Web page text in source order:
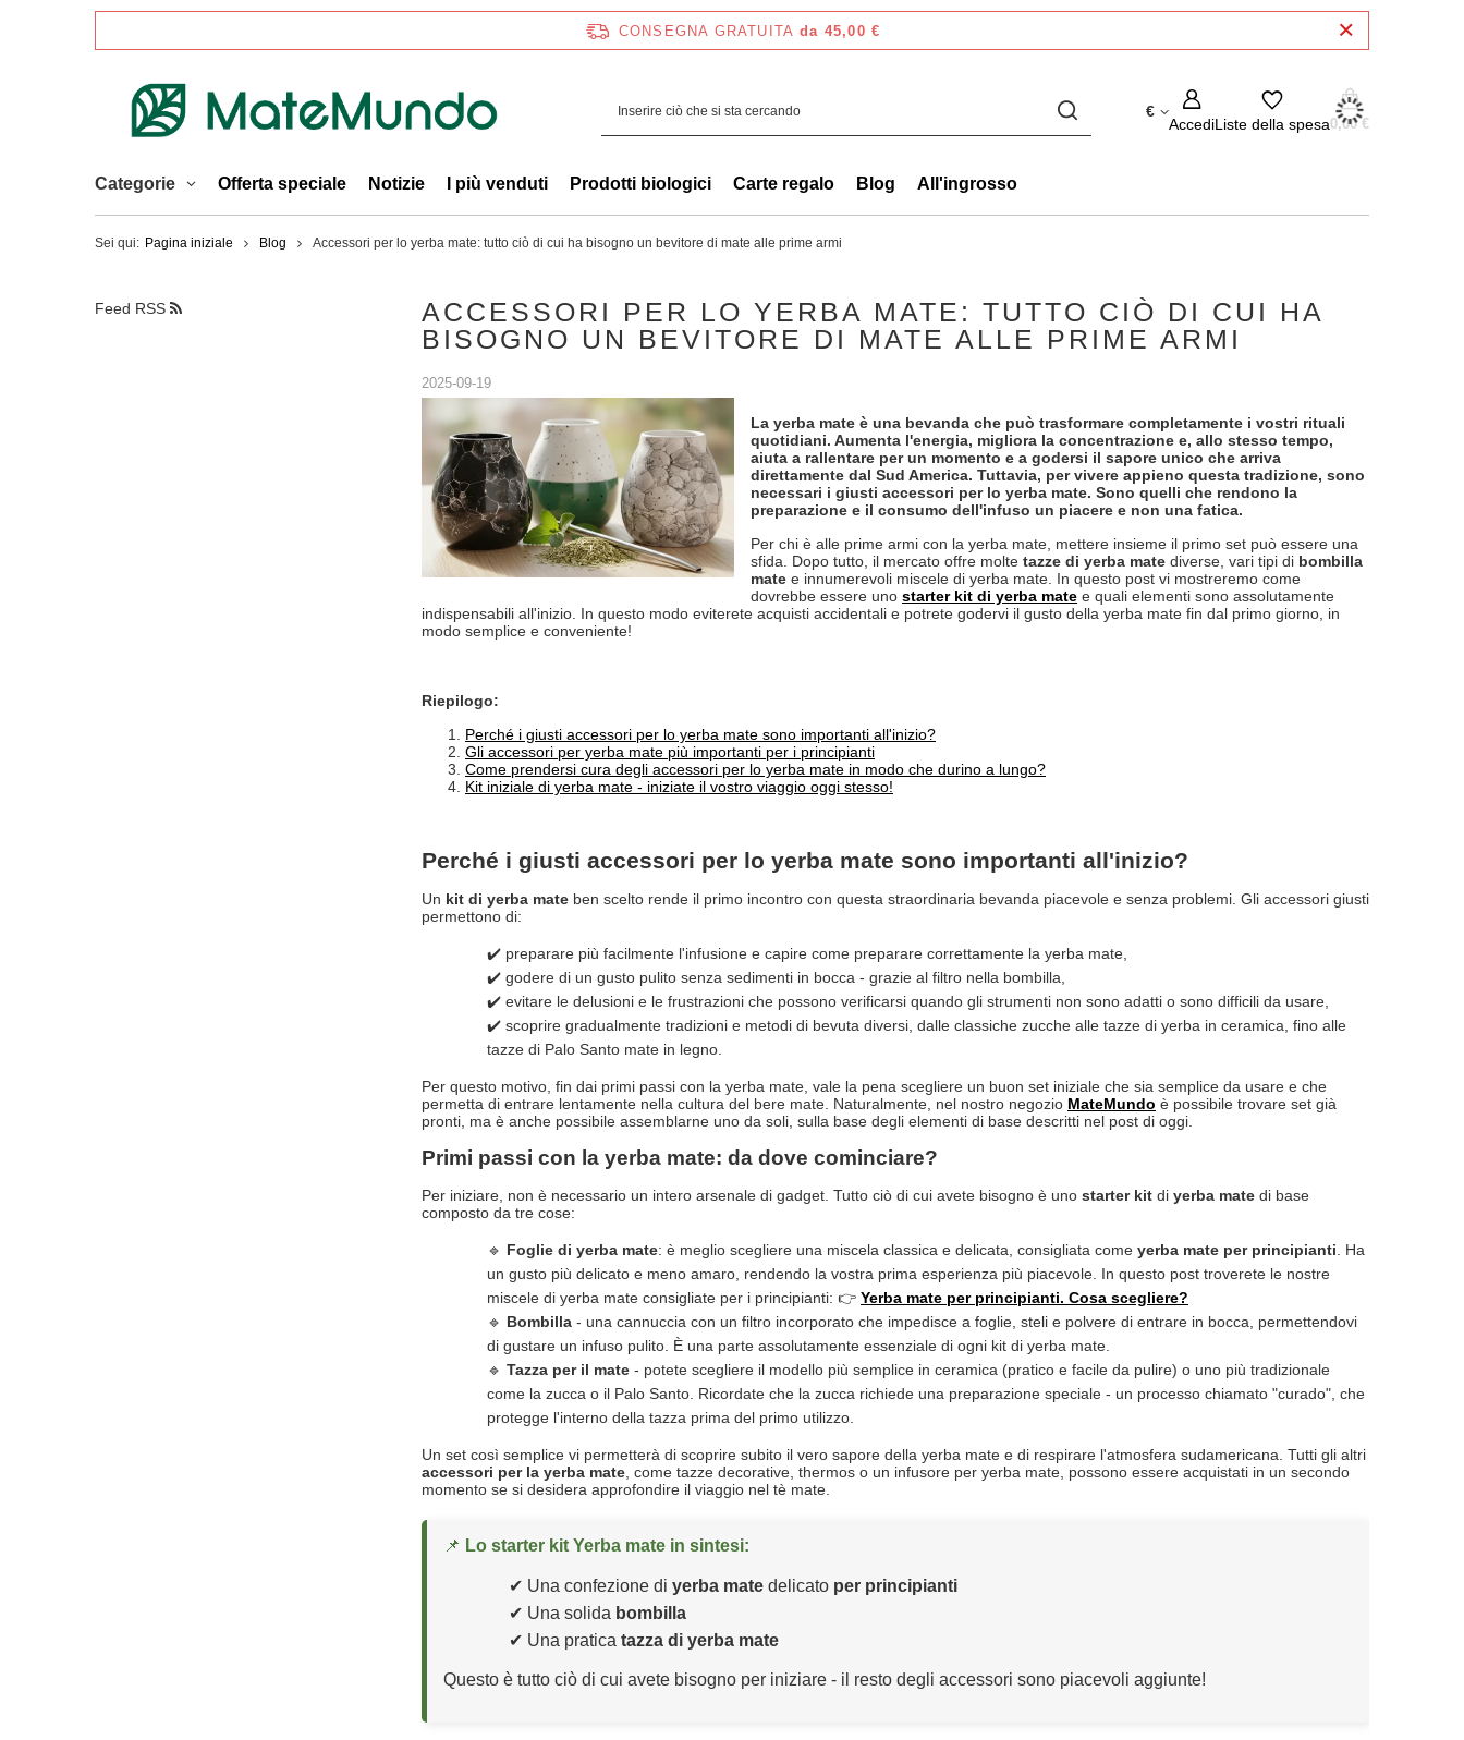
CONSEGNA GRATUITA da 45,00 €
€
AccediListe della spesa0,00 €
Categorie Offerta speciale Notizie I più venduti Prodotti biologici Carte regalo Blog All'ingrosso
Sei qui: Pagina iniziale Blog Accessori per lo yerba mate: tutto ciò di cui ha bisogno un bevitore di mate alle prime armi
Feed RSS
ACCESSORI PER LO YERBA MATE: TUTTO CIÒ DI CUI HA
BISOGNO UN BEVITORE DI MATE ALLE PRIME ARMI
2025-09-19
La yerba mate è una bevanda che può trasformare completamente i vostri rituali
quotidiani. Aumenta l'energia, migliora la concentrazione e, allo stesso tempo,
aiuta a rallentare per un momento e a godersi il sapore unico che arriva
direttamente dal Sud America. Tuttavia, per vivere appieno questa tradizione, sono
necessari i giusti accessori per lo yerba mate. Sono quelli che rendono la
preparazione e il consumo dell'infuso un piacere e non una fatica.
Per chi è alle prime armi con la yerba mate, mettere insieme il primo set può essere una
sfida. Dopo tutto, il mercato offre moltetazze di yerba mate diverse, vari tipi di bombilla
mate e innumerevoli miscele di yerba mate. In questo post vi mostreremo come
dovrebbe essere unostarter kit di yerba mate e quali elementi sono assolutamente
indispensabili all'inizio. In questo modo eviterete acquisti accidentali e potrete godervi il gusto della yerba mate fin dal primo giorno, in
modo semplice e conveniente!
Riepilogo:
Perché i giusti accessori per lo yerba mate sono importanti all'inizio?
Gli accessori per yerba mate più importanti per i principianti
Come prendersi cura degli accessori per lo yerba mate in modo che durino a lungo?
Kit iniziale di yerba mate - iniziate il vostro viaggio oggi stesso!
Perché i giusti accessori per lo yerba mate sono importanti all'inizio?
Un kit di yerba mate ben scelto rende il primo incontro con questa straordinaria bevanda piacevole e senza problemi. Gli accessori giusti
permettono di:
✔️ preparare più facilmente l'infusione e capire come preparare correttamente la yerba mate,
✔️ godere di un gusto pulito senza sedimenti in bocca - grazie al filtro nella bombilla,
✔️ evitare le delusioni e le frustrazioni che possono verificarsi quando gli strumenti non sono adatti o sono difficili da usare,
✔️ scoprire gradualmente tradizioni e metodi di bevuta diversi, dalle classiche zucche alle tazze di yerba in ceramica, fino alle
tazze di Palo Santo mate in legno.
Per questo motivo, fin dai primi passi con la yerba mate, vale la pena scegliere un buon set iniziale che sia semplice da usare e che
permetta di entrare lentamente nella cultura del bere mate. Naturalmente, nel nostro negozio MateMundo è possibile trovare set già
pronti, ma è anche possibile assemblarne uno da soli, sulla base degli elementi di base descritti nel post di oggi.
Primi passi con la yerba mate: da dove cominciare?
Per iniziare, non è necessario un intero arsenale di gadget. Tutto ciò di cui avete bisogno è uno starter kit di yerba mate di base
composto da tre cose:
🔹 Foglie di yerba mate: è meglio scegliere una miscela classica e delicata, consigliata come yerba mate per principianti . Ha
un gusto più delicato e meno amaro, rendendo la vostra prima esperienza più piacevole. In questo post troverete le nostre
miscele di yerba mate consigliate per i principianti: 👉 Yerba mate per principianti. Cosa scegliere?
🔹 Bombilla - una cannuccia con un filtro incorporato che impedisce a foglie, steli e polvere di entrare in bocca, permettendovi
di gustare un infuso pulito. È una parte assolutamente essenziale di ogni kit di yerba mate.
🔹 Tazza per il mate - potete scegliere il modello più semplice in ceramica (pratico e facile da pulire) o uno più tradizionale
come la zucca o il Palo Santo. Ricordate che la zucca richiede una preparazione speciale - un processo chiamato "curado", che
protegge l'interno della tazza prima del primo utilizzo.
Un set così semplice vi permetterà di scoprire subito il vero sapore della yerba mate e di respirare l'atmosfera sudamericana. Tutti gli altri
accessori per la yerba mate , come tazze decorative, thermos o un infusore per yerba mate, possono essere acquistati in un secondo
momento se si desidera approfondire il viaggio nel tè mate.
📌 Lo starter kit Yerba mate in sintesi:
✔ Una confezione di yerba mate delicato per principianti
✔ Una solida bombilla
✔ Una pratica tazza di yerba mate
Questo è tutto ciò di cui avete bisogno per iniziare - il resto degli accessori sono piacevoli aggiunte!